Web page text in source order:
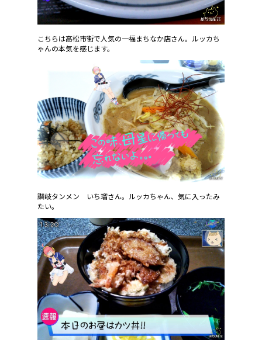
こちらは高松市街で人気の一福まちなか店さん。ルッカち
ゃんの本気を感じます。
讃岐タンメン いち瑠さん。ルッカちゃん、気に入ったみ
たい。